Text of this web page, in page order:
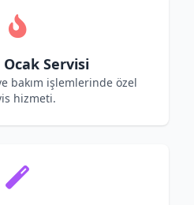
Servisi
bakım işlemlerinde özel
hizmeti.